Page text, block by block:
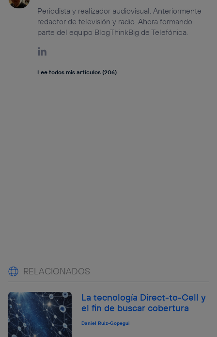
Periodista y realizador audiovisual. Anteriormente
redactor de televisión y radio. Ahora formando
parte del equipo BlogThinkBig de Telefónica.
Lee todos mis artículos (206)
RELACIONADOS
La tecnología Direct-to-Cell y
el fin de buscar cobertura
Daniel Ruiz-Gopegui